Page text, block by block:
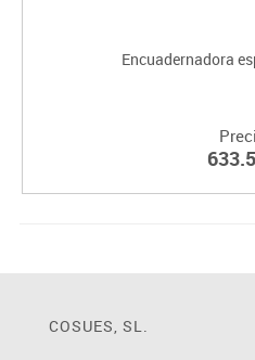
Encuadernadora
COSUES, SL.